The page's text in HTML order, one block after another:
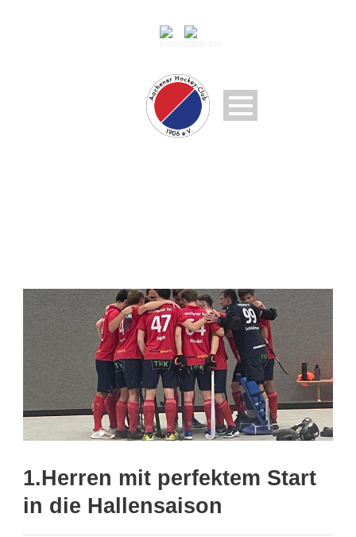
1.Herren mit perfektem Start
in die Hallensaison